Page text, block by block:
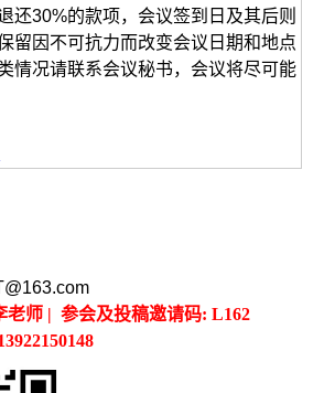
还30%的款项，会议签到日及其后则
留因不可抗力而改变会议日期和地点
情况请联系会议秘书，会议将尽可能
老师 | 参会及投稿邀请码: L162